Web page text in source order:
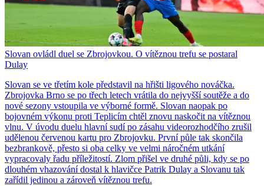
Slovan ovládl duel se Zbrojovkou. O vítěznou trefu se postaral
Dulay
Slovan se ve třetím kole představil na hřišti ligového nováčka.
Zbrojovka Brno se po třech letech vrátila do nejvyšší soutěže a do
nové sezony vstoupila ve výborné formě. Slovan naopak po
bojovném výkonu proti Teplicím chtěl znovu naskočit na vítěznou
vlnu. V úvodu duelu hlavní sudí po zásahu videorozhodčího zrušil
udělenou červenou kartu pro Zbrojovku. První půle tak skončila
bezbrankově, přesto si oba celky ve velmi náročném utkání
vypracovaly řadu příležitostí. Zlom přišel ve druhé půli, kdy se po
dlouhém vhazování dostal k hlavičce Patrik Dulay a Slovanu tak
zařídil jedinou a zároveň vítěznou trefu.